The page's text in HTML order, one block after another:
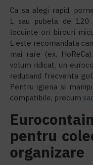
Ca sa alegi rapid,
L sau pubela de 120
locuinte ori birouri
L este recomandata
mai rare (ex.
volum ridicat, un
reducand frecventa
Pentru igiena si
compatibile, precum
pentru
organizare